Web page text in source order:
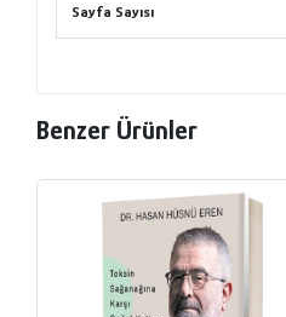
Sayfa Sayısı
Benzer Ürünler